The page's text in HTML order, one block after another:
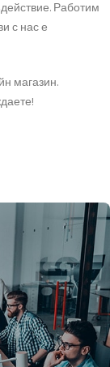
Работим
с нас е
магазин.